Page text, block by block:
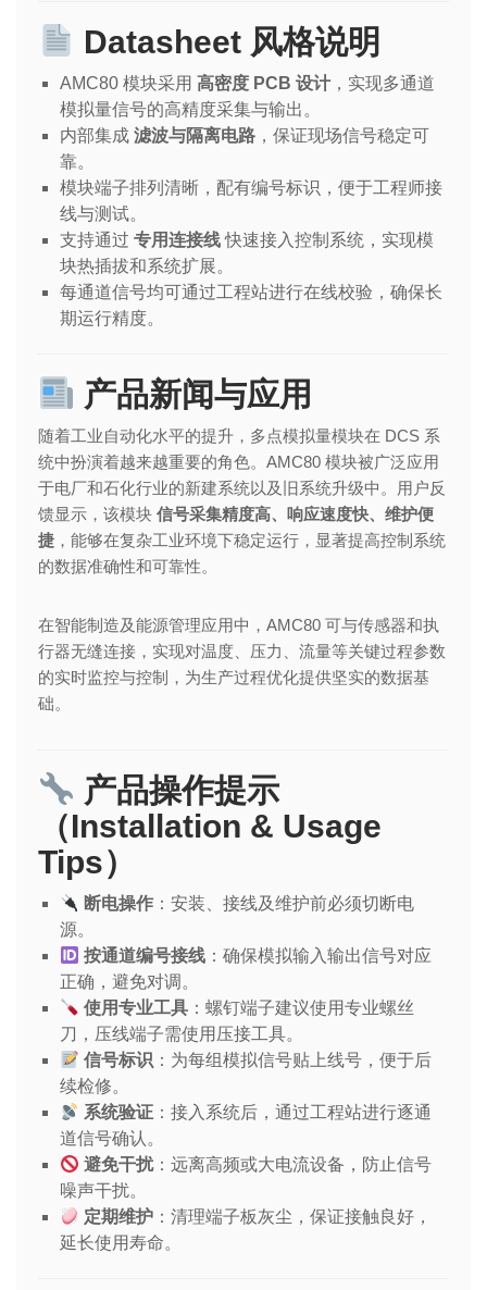
Datasheet 风格说明
AMC80 模块采用 高密度 PCB 设计 ，实现多通道
模拟量信号的高精度采集与输出。
内部集成 滤波与隔离电路 ，保证现场信号稳定可
靠。
模块端子排列清晰，配有编号标识，便于工程师接
线与测试。
支持通过 专用连接线快速接入控制系统，实现模
块热插拔和系统扩展。
每通道信号均可通过工程站进行在线校验，确保长
期运行精度。
产品新闻与应用
随着工业自动化水平的提升，多点模拟量模块在 DCS 系
统中扮演着越来越重要的角色。AMC80 模块被广泛应用
于电厂和石化行业的新建系统以及旧系统升级中。用户反
馈显示，该模块 信号采集精度高、响应速度快、维护便
捷 ，能够在复杂工业环境下稳定运行，显著提高控制系统
的数据准确性和可靠性。
在智能制造及能源管理应用中，AMC80 可与传感器和执
行器无缝连接，实现对温度、压力、流量等关键过程参数
的实时监控与控制，为生产过程优化提供坚实的数据基
础。
产品操作提示
（Installation & Usage
Tips）
断电操作 ：安装、接线及维护前必须切断电
源。
按通道编号接线 ：确保模拟输入输出信号对应
正确，避免对调。
使用专业工具 ：螺钉端子建议使用专业螺丝
刀，压线端子需使用压接工具。
信号标识 ：为每组模拟信号贴上线号，便于后
续检修。
系统验证 ：接入系统后，通过工程站进行逐通
道信号确认。
避免干扰：远离高频或大电流设备，防止信号
噪声干扰。
定期维护 ：清理端子板灰尘，保证接触良好，
延长使用寿命。